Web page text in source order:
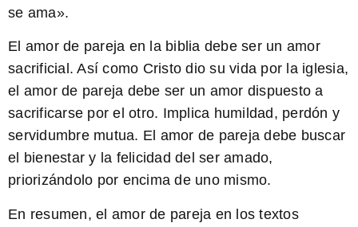
se ama».
El amor de pareja en la biblia debe ser un amor
sacrificial . Así como Cristo dio su vida por la iglesia,
el amor de pareja debe ser un amor dispuesto a
sacrificarse por el otro. Implica humildad, perdón y
servidumbre mutua. El amor de pareja debe buscar
el bienestar y la felicidad del ser amado,
priorizándolo por encima de uno mismo.
En resumen, el amor de pareja en los textos